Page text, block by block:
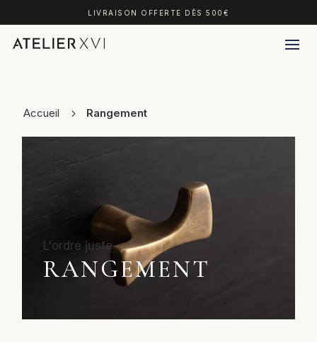
LIVRAISON OFFERTE DÈS 500€
Accueil Rangement
RANGEMENT